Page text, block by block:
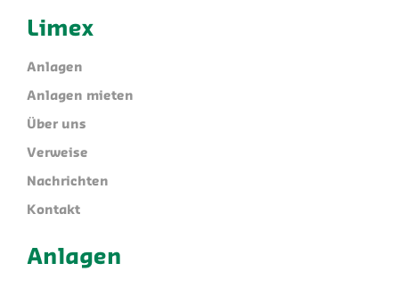
Limex
Anlagen
Anlagen mieten
Über uns
Verweise
Nachrichten
Kontakt
Anlagen